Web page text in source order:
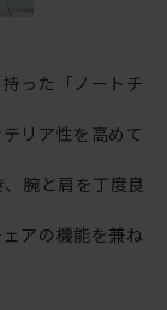
った「ノートチ
リア性を高めて
腕と肩を丁度良
アの機能を兼ね